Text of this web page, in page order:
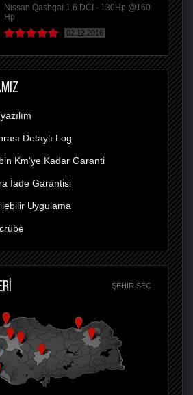
Nissan Qashqai 1.6 DCI - 130Hp @160
Hp
02.12.2016
Detaylı Log
Km'ye Kadar Garanti
İade Garantisi
Uygulama
ŞEHIR SEÇ